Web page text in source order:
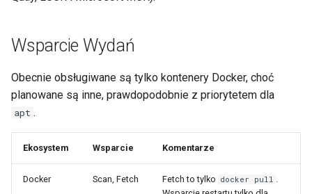
Wsparcie Wydań
Obecnie obsługiwane są tylko kontenery Docker, choć
planowane są inne, prawdopodobnie z priorytetem dla
apt .
Ekosystem Wsparcie Komentarze
Docker Scan, Fetch Fetch to tylko docker pull